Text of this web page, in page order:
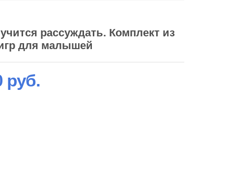
рассуждать. Комплект из
для малышей
руб.